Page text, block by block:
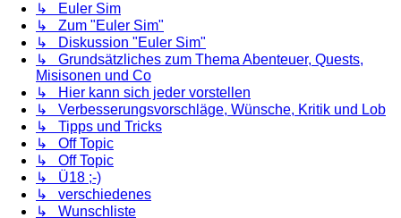
↳ Euler Sim
↳ Zum "Euler Sim"
↳ Diskussion "Euler Sim"
↳ Grundsätzliches zum Thema Abenteuer, Quests,
Misisonen und Co
↳ Hier kann sich jeder vorstellen
↳ Verbesserungsvorschläge, Wünsche, Kritik und Lob
↳ Tipps und Tricks
↳ Off Topic
↳ Off Topic
↳ Ü18 ;-)
↳ verschiedenes
↳ Wunschliste